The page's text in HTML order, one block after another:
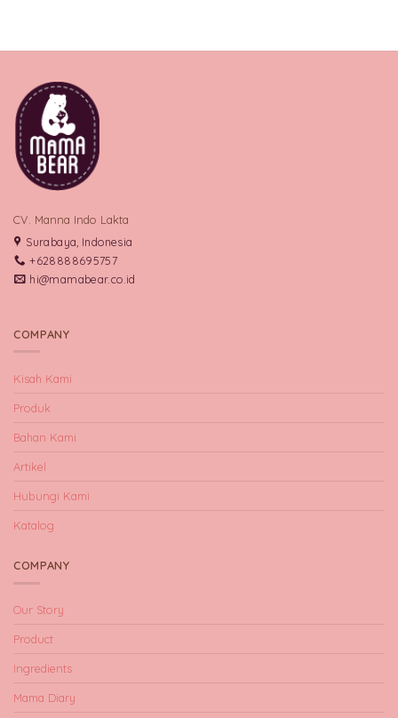
CV. Manna Indo Lakta
Surabaya, Indonesia
+628888695757
hi@mamabear.co.id
COMPANY
Kisah Kami
Produk
Bahan Kami
Artikel
Hubungi Kami
Katalog
COMPANY
Our Story
Product
Ingredients
Mama Diary